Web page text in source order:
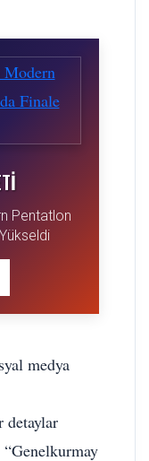
Pentatlon
medya
detaylar
“Genelkurmay